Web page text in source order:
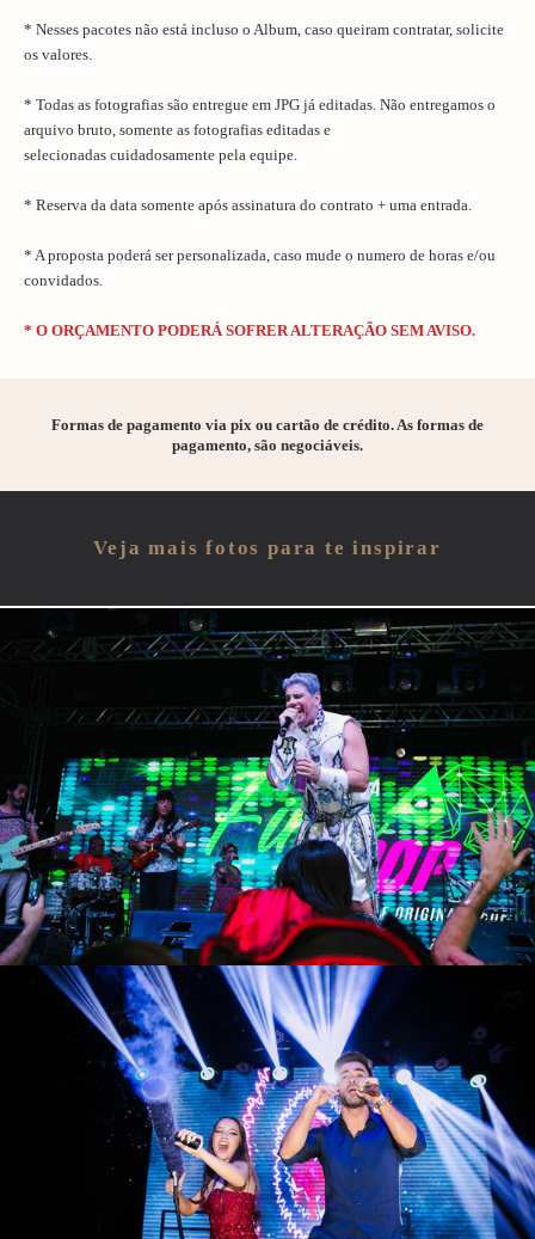
* Nesses pacotes não está incluso o Album, caso queiram contratar, solicite
os valores.
* Todas as fotografias são entregue em JPG já editadas. Não entregamos o
arquivo bruto, somente as fotografias editadas e
selecionadas cuidadosamente pela equipe.
* Reserva da data somente após assinatura do contrato + uma entrada.
* A proposta poderá ser personalizada, caso mude o numero de horas e/ou
convidados.
* O ORÇAMENTO PODERÁ SOFRER ALTERAÇÃO SEM AVISO.
Formas de pagamento via pix ou cartão de crédito. As formas de
pagamento, são negociáveis.
Veja mais fotos para te inspirar